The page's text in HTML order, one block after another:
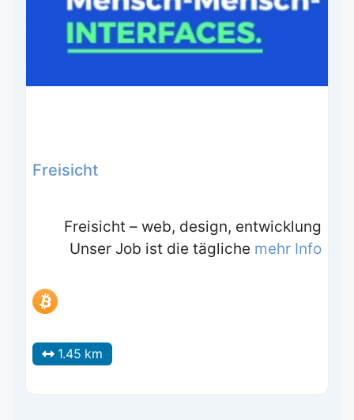
Freisicht
Freisicht – web, design, entwicklung
Unser Job ist die tägliche mehr Info
1.45 km